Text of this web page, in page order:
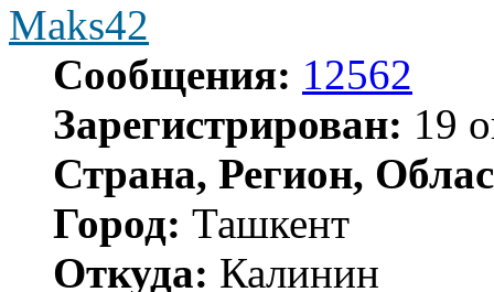
Maks42
Сообщения: 12562
Зарегистрирован: 19
Страна, Регион,
Город: Ташкент
Откуда: Калинин